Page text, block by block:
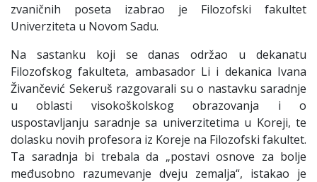
zvaničnih poseta izabrao je Filozofski fakultet
Univerziteta u Novom Sadu.
Na sastanku koji se danas održao u dekanatu
Filozofskog fakulteta, ambasador Li i dekanica Ivana
Živančević Sekeruš razgovarali su o nastavku saradnje
u oblasti visokoškolskog obrazovanja i o
uspostavljanju saradnje sa univerzitetima u Koreji, te
dolasku novih profesora iz Koreje na Filozofski fakultet.
Ta saradnja bi trebala da „postavi osnove za bolje
međusobno razumevanje dveju zemalja“, istakao je